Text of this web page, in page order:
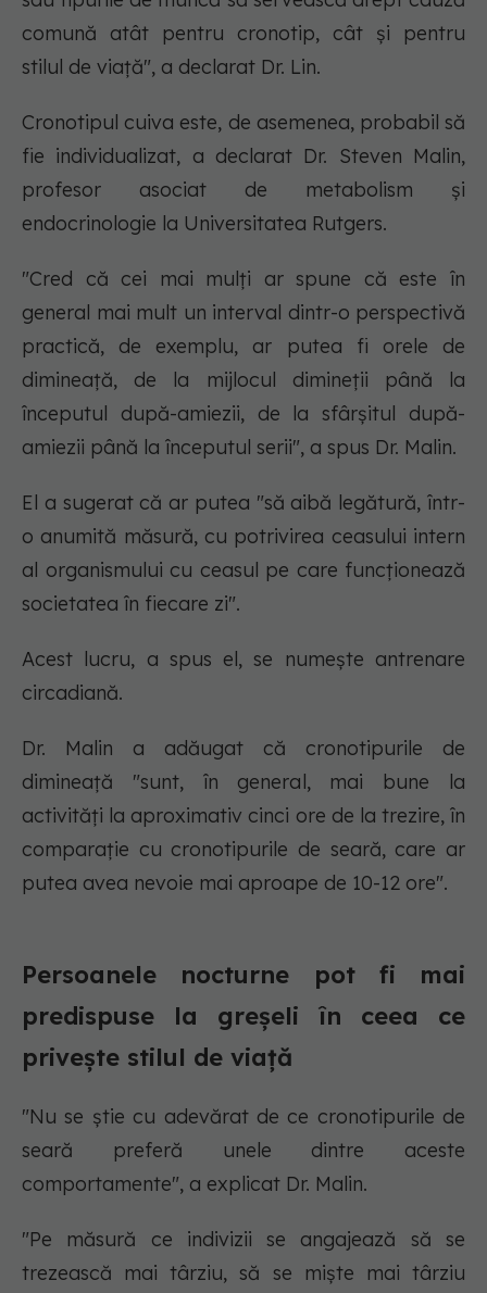
comună atât pentru cronotip, cât și pentru
stilul de viață", a declarat Dr. Lin.
Cronotipul cuiva este, de asemenea, probabil să
fie individualizat, a declarat Dr. Steven Malin,
profesor asociat de metabolism și
endocrinologie la Universitatea Rutgers.
"Cred că cei mai mulți ar spune că este în
general mai mult un interval dintr-o perspectivă
practică, de exemplu, ar putea fi orele de
dimineață, de la mijlocul dimineții până la
începutul după-amiezii, de la sfârșitul după-
amiezii până la începutul serii", a spus Dr. Malin.
El a sugerat că ar putea "să aibă legătură, într-
o anumită măsură, cu potrivirea ceasului intern
al organismului cu ceasul pe care funcționează
societatea în fiecare zi".
Acest lucru, a spus el, se numește antrenare
circadiană.
Dr. Malin a adăugat că cronotipurile de
dimineață "sunt, în general, mai bune la
activități la aproximativ cinci ore de la trezire, în
comparație cu cronotipurile de seară, care ar
putea avea nevoie mai aproape de 10-12 ore".
Persoanele nocturne pot fi mai
predispuse la greșeli în ceea ce
privește stilul de viață
"Nu se știe cu adevărat de ce cronotipurile de
seară preferă unele dintre aceste
comportamente", a explicat Dr. Malin.
"Pe măsură ce indivizii se angajează să se
trezească mai târziu, să se miște mai târziu